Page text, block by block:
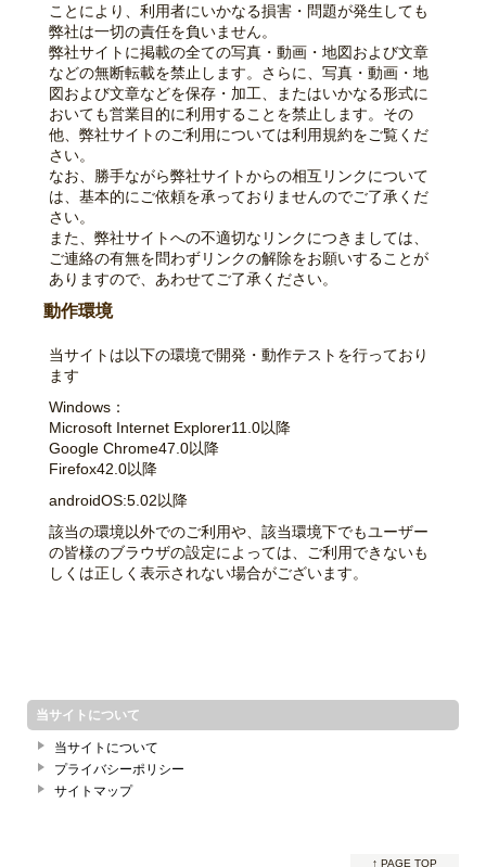
ことにより、利用者にいかなる損害・問題が発生しても
弊社は一切の責任を負いません。
弊社サイトに掲載の全ての写真・動画・地図および文章
などの無断転載を禁止します。さらに、写真・動画・地
図および文章などを保存・加工、またはいかなる形式に
おいても営業目的に利用することを禁止します。その
他、弊社サイトのご利用については利用規約をご覧くだ
さい。
なお、勝手ながら弊社サイトからの相互リンクについて
は、基本的にご依頼を承っておりませんのでご了承くだ
さい。
また、弊社サイトへの不適切なリンクにつきましては、
ご連絡の有無を問わずリンクの解除をお願いすることが
ありますので、あわせてご了承ください。
動作環境
当サイトは以下の環境で開発・動作テストを行っており
ます
Windows：
Microsoft Internet Explorer11.0以降
Google Chrome47.0以降
Firefox42.0以降
androidOS:5.02以降
該当の環境以外でのご利用や、該当環境下でもユーザー
の皆様のブラウザの設定によっては、ご利用できないも
しくは正しく表示されない場合がございます。
当サイトについて
当サイトについて
プライバシーポリシー
サイトマップ
↑ PAGE TOP